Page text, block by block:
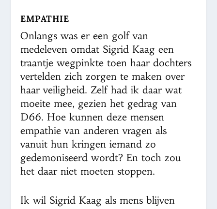
EMPATHIE
Onlangs was er een golf van
medeleven omdat Sigrid Kaag een
traantje wegpinkte toen haar dochters
vertelden zich zorgen te maken over
haar veiligheid. Zelf had ik daar wat
moeite mee, gezien het gedrag van
D66. Hoe kunnen deze mensen
empathie van anderen vragen als
vanuit hun kringen iemand zo
gedemoniseerd wordt? En toch zou
het daar niet moeten stoppen.
Ik wil Sigrid Kaag als mens blijven